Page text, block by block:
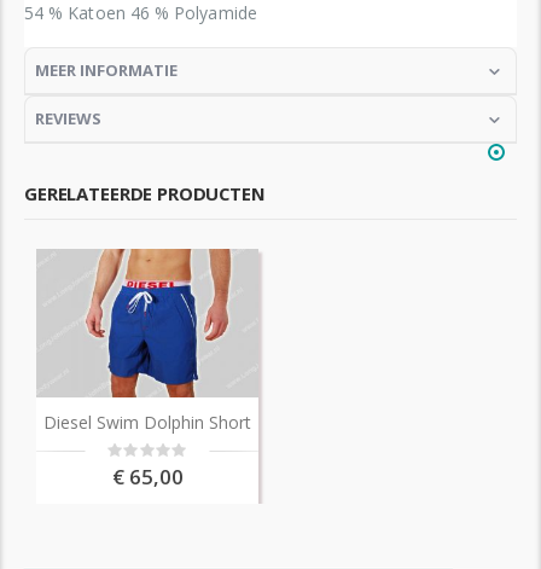
54 % Katoen 46 % Polyamide
MEER INFORMATIE
REVIEWS
GERELATEERDE PRODUCTEN
Diesel Swim Dolphin Short
Rating:
€ 65,00